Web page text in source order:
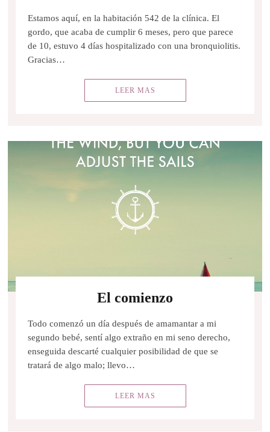
Estamos aquí, en la habitación 542 de la clínica. El
gordo, que acaba de cumplir 6 meses, pero que parece
de 10, estuvo 4 días hospitalizado con una bronquiolitis.
Gracias…
LEER MAS
El comienzo
Todo comenzó un día después de amamantar a mi
segundo bebé, sentí algo extraño en mi seno derecho,
enseguida descarté cualquier posibilidad de que se
tratará de algo malo; llevo…
LEER MAS